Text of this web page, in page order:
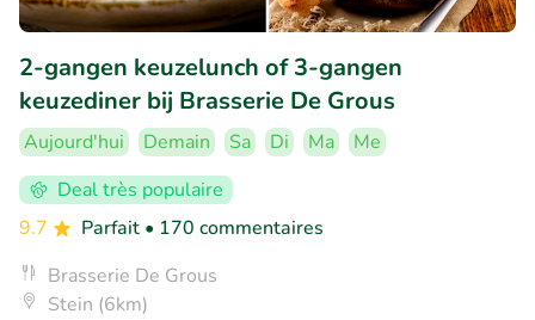
2-gangen keuzelunch of 3-gangen
keuzediner bij Brasserie De Grous
Aujourd'hui Demain Sa Di Ma
Me
Deal très populaire
9.7
Parfait • 170 commentaires
Brasserie De Grous
Stein (6km)